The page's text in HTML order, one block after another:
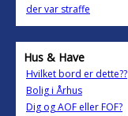
der var straffe
Hus & Have
Hvilket bord er dette??
Bolig i Århus
Dig og AOF eller FOF?